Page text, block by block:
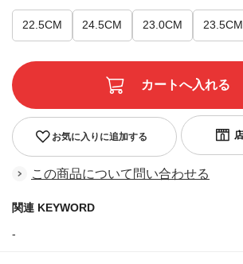
22.5CM 24.5CM 23.0CM 23.5CM
お気に入りに追加する
この商品について問い合わせる
関連 KEYWORD
-